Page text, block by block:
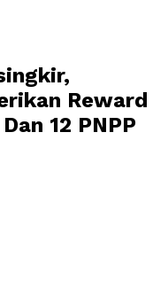
Reward
12 PNPP